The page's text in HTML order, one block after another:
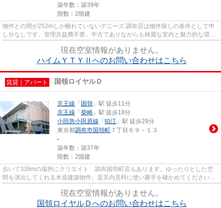
築年数：築39年
階数：2階建
物件との間が252mしか離れていないデニーズ 調布店は物件探しの条件として申
し分なしです。管理共益費不要。中古でありながらも綺麗な室内と魅力的な環境
現在空室情報がありません。
ハイムＹＴＹⅡへのお問い合わせはこちら
賃貸｜アパート 国領ロイヤルＤ
京王線 「 国領 」駅 徒歩11分
京王線 「 柴崎 」駅 徒歩18分
小田急小田原線 「 狛江 」駅 徒歩29分
東京都調布市国領町 ７丁目６９－１３
-
築年数：築37年
階数：2階建
歩いて338mの場所にクリエイト 調布国領町店もあります。ゆったりとした空
間を演出してくれる木造建築物件。是非内見時に使い勝手を確かめてください。
現在空室情報がありません。
国領ロイヤルＤへのお問い合わせはこちら